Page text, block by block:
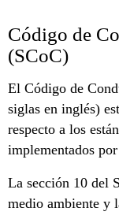
Código de
(SCoC)
El Código de
siglas en inglés)
respecto a los
implementados
La sección 10 del
medio ambiente y